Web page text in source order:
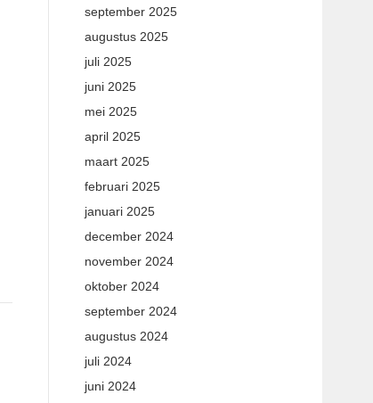
september 2025
augustus 2025
juli 2025
juni 2025
mei 2025
april 2025
maart 2025
februari 2025
januari 2025
december 2024
november 2024
oktober 2024
september 2024
augustus 2024
juli 2024
juni 2024